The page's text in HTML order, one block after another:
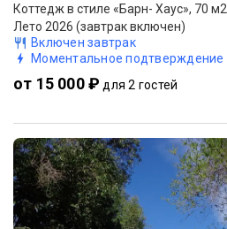
Коттедж в стиле «Барн- Хаус», 70 м2
Лето 2026 (завтрак включен)
Включен завтрак
Моментальное подтверждение
от 15 000 ₽ для 2 гостей